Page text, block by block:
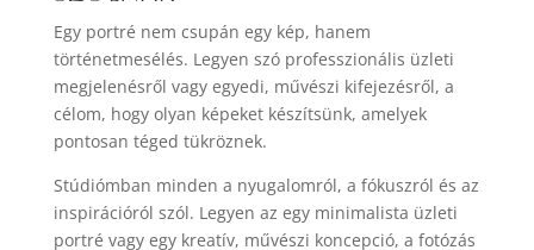
Egy portré nem csupán egy kép, hanem
történetmesélés. Legyen szó professzionális üzleti
megjelenésről vagy egyedi, művészi kifejezésről, a
célom, hogy olyan képeket készítsünk, amelyek
pontosan téged tükröznek.
Stúdiómban minden a nyugalomról, a fókuszról és az
inspirációról szól. Legyen az egy minimalista üzleti
portré vagy egy kreatív, művészi koncepció, a fotózás